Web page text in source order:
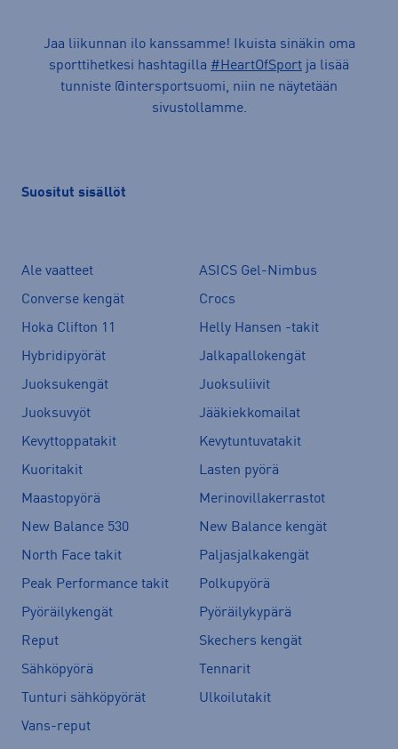
Jaa liikunnan ilo kanssamme! Ikuista sinäkin oma
sporttihetkesi hashtagilla #HeartOfSport ja lisää
tunniste @intersportsuomi, niin ne näytetään
sivustollamme.
Suositut sisällöt
Ale vaatteet
ASICS Gel-Nimbus
Converse kengät
Crocs
Hoka Clifton 11
Helly Hansen -takit
Hybridipyörät
Jalkapallokengät
Juoksukengät
Juoksuliivit
Juoksuvyöt
Jääkiekkomailat
Kevyttoppatakit
Kevytuntuvatakit
Kuoritakit
Lasten pyörä
Maastopyörä
Merinovillakerrastot
New Balance 530
New Balance kengät
North Face takit
Paljasjalkakengät
Peak Performance takit
Polkupyörä
Pyöräilykengät
Pyöräilykypärä
Reput
Skechers kengät
Sähköpyörä
Tennarit
Tunturi sähköpyörät
Ulkoilutakit
Vans-reput